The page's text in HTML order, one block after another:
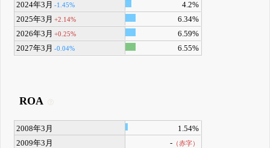
2024年3月 -1.45%
4.2%
2025年3月 +2.14%
6.34%
2026年3月 +0.25%
6.59%
2027年3月 -0.04% 6.55%
ROA
2008年3月
1.54%
2009年3月
- （赤字）